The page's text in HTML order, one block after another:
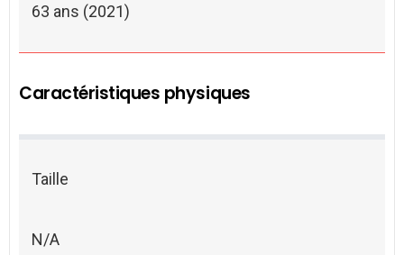
63 ans (2021)
Caractéristiques physiques
Taille
N/A